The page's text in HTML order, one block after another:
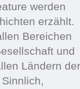
werden
erzählt.
Bereichen
und
Ländern